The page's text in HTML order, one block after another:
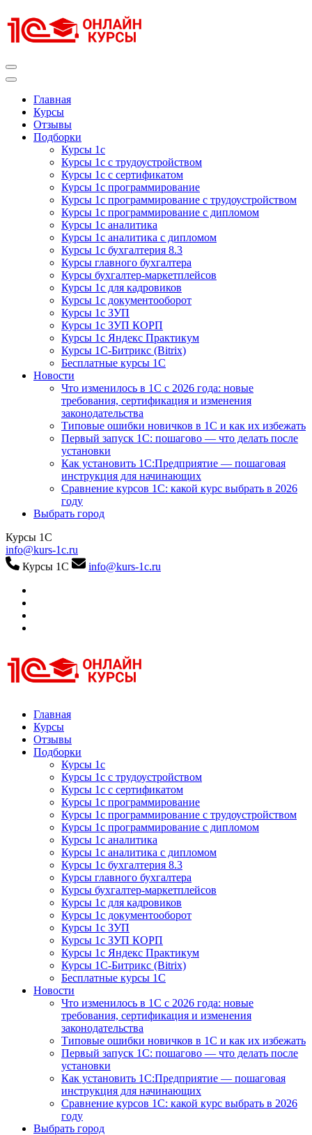
к
содержимому
Главная
Курсы
Отзывы
Подборки
Курсы 1с
Курсы 1с с трудоустройством
Курсы 1с с сертификатом
Курсы 1с программирование
Курсы 1с программирование с трудоустройством
Курсы 1с программирование с дипломом
Курсы 1с аналитика
Курсы 1с аналитика с дипломом
Курсы 1с бухгалтерия 8.3
Курсы главного бухгалтера
Курсы бухгалтер-маркетплейсов
Курсы 1с для кадровиков
Курсы 1с документооборот
Курсы 1с ЗУП
Курсы 1с ЗУП КОРП
Курсы 1с Яндекс Практикум
Курсы 1С-Битрикс (Bitrix)
Бесплатные курсы 1С
Новости
Что изменилось в 1С с 2026 года: новые
требования, сертификация и изменения
законодательства
Типовые ошибки новичков в 1С и как их избежать
Первый запуск 1С: пошагово — что делать после
установки
Как установить 1С:Предприятие — пошаговая
инструкция для начинающих
Сравнение курсов 1С: какой курс выбрать в 2026
году
Выбрать город
Курсы 1С
info@kurs-1c.ru
Курсы 1С
info@kurs-1c.ru
Курсы 1С
Курсы 1С официальная сертификация
Главная
Курсы
Отзывы
Подборки
Курсы 1с
Курсы 1с с трудоустройством
Курсы 1с с сертификатом
Курсы 1с программирование
Курсы 1с программирование с трудоустройством
Курсы 1с программирование с дипломом
Курсы 1с аналитика
Курсы 1с аналитика с дипломом
Курсы 1с бухгалтерия 8.3
Курсы главного бухгалтера
Курсы бухгалтер-маркетплейсов
Курсы 1с для кадровиков
Курсы 1с документооборот
Курсы 1с ЗУП
Курсы 1с ЗУП КОРП
Курсы 1с Яндекс Практикум
Курсы 1С-Битрикс (Bitrix)
Бесплатные курсы 1С
Новости
Что изменилось в 1С с 2026 года: новые
требования, сертификация и изменения
законодательства
Типовые ошибки новичков в 1С и как их избежать
Первый запуск 1С: пошагово — что делать после
установки
Как установить 1С:Предприятие — пошаговая
инструкция для начинающих
Сравнение курсов 1С: какой курс выбрать в 2026
году
Выбрать город